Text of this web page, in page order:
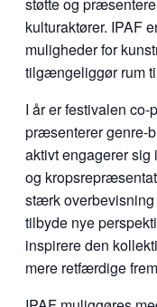
kulturaktører. IPAF
muligheder for
tilgængeliggør rum
I år er festivalen
præsenterer genre-
aktivt engagerer
og
stærk overbevisning
tilbyde nye
inspirere den
mere retfærdige